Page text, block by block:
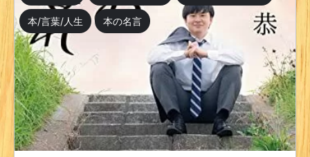
本/言葉/人生 本の名言